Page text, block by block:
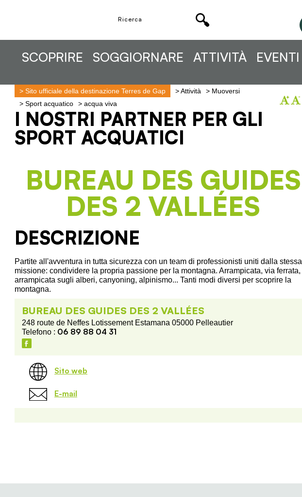
SCOPRIRE SOGGIORNARE ATTIVITÀ EVENTI
> Sito ufficiale della destinazione Terres de Gap >Attività > Muoversi
> Sport acquatico > acqua viva
I NOSTRI PARTNER PER GLI
SPORT ACQUATICI
BUREAU DES GUIDES
DES 2 VALLÉES
DESCRIZIONE
Partite all'avventura in tutta sicurezza con un team di professionisti uniti dalla stessa
missione: condividere la propria passione per la montagna. Arrampicata, via ferrata,
arrampicata sugli alberi, canyoning, alpinismo... Tanti modi diversi per scoprire la
montagna.
BUREAU DES GUIDES DES 2 VALLÉES
248 route de Neffes Lotissement Estamana 05000 Pelleautier
Telefono : 06 89 88 04 31
Sito web
E-mail